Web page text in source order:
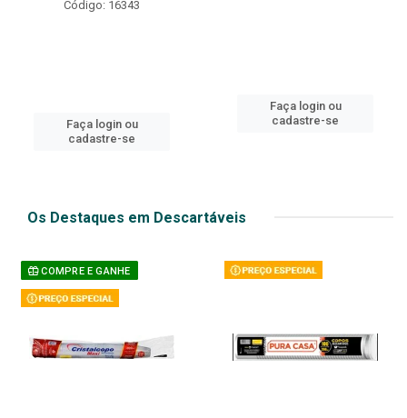
Código: 16343
Faça login ou
cadastre-se
Faça login ou
cadastre-se
Os Destaques em Descartáveis
COMPRE E GANHE